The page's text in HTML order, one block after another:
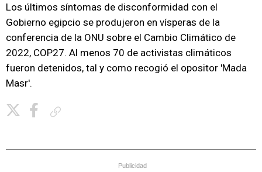
Los últimos síntomas de disconformidad con el
Gobierno egipcio se produjeron en vísperas de la
conferencia de la ONU sobre el Cambio Climático de
2022, COP27. Al menos 70 de activistas climáticos
fueron detenidos, tal y como recogió el opositor 'Mada
Masr'.
Publicidad